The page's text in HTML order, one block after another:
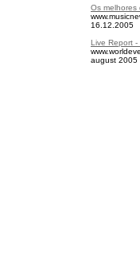
Os
16.12.2005
Live Report -
august 2005